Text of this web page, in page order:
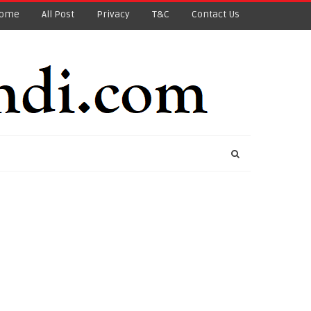
All Post Privacy T&C Contact Us